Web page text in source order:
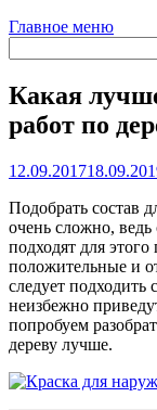
Главное меню
Какая
работ по
12.09.2017
Подобрать состав
очень сложно,
подходят для
положительные и
следует подходить
неизбежно
попробуем
дереву лучше.